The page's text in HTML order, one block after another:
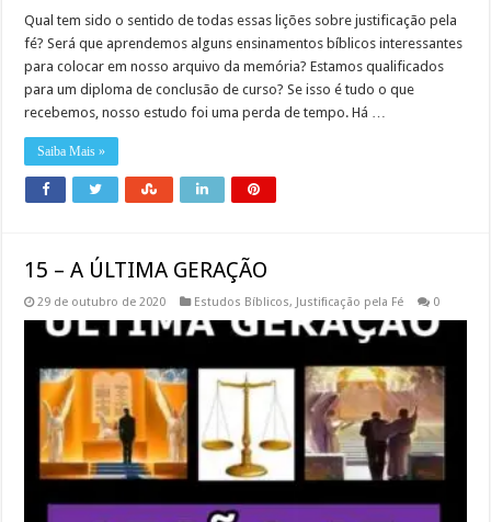
Qual tem sido o sentido de todas essas lições sobre justificação pela
fé? Será que aprendemos alguns ensinamentos bíblicos interessantes
para colocar em nosso arquivo da memória? Estamos qualificados
para um diploma de conclusão de curso? Se isso é tudo o que
recebemos, nosso estudo foi uma perda de tempo. Há …
Saiba Mais »
15 – A ÚLTIMA GERAÇÃO
29 de outubro de 2020 Estudos Bíblicos, Justificação pela Fé 0